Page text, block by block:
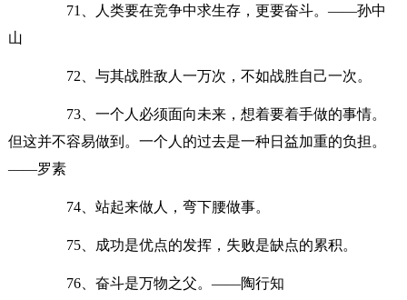
71、人类要在竞争中求生存，更要奋斗。——孙中
山
72、与其战胜敌人一万次，不如战胜自己一次。
73、一个人必须面向未来，想着要着手做的事情。
但这并不容易做到。一个人的过去是一种日益加重的负担。
——罗素
74、站起来做人，弯下腰做事。
75、成功是优点的发挥，失败是缺点的累积。
76、奋斗是万物之父。——陶行知